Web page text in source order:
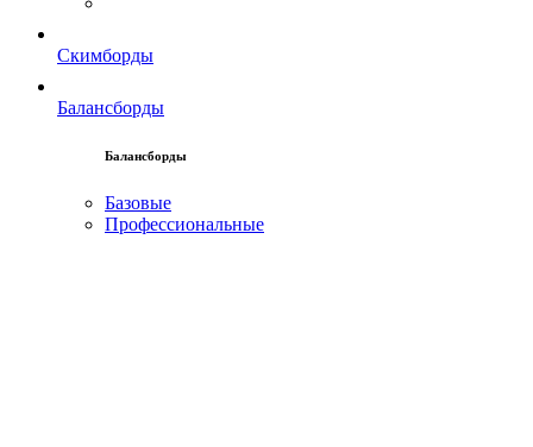
Скимборды
Балансборды
Балансборды
Базовые
Профессиональные